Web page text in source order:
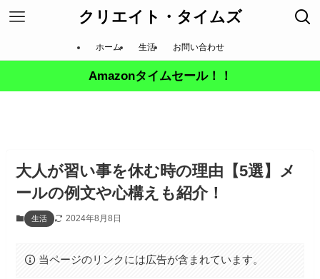
クリエイト・タイムズ
ホーム 生活 お問い合わせ
Amazonタイムセール！！
大人が習い事を休む時の理由【5選】メ
ールの例文や心構えも紹介！
生活 2024年8月8日
当ページのリンクには広告が含まれています。